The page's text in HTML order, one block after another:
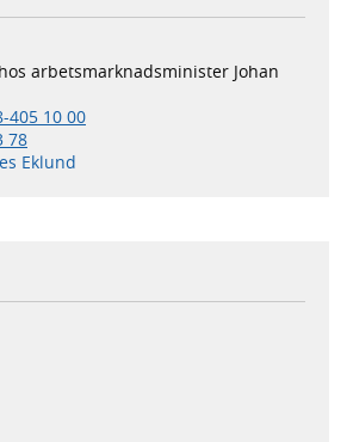
arbetsmarknadsminister Johan
405 10 00
78
Eklund
i ny flik, extern webbplats,
flik, extern webbplats,
i ny flik, extern webbplats,
din e-postklient,